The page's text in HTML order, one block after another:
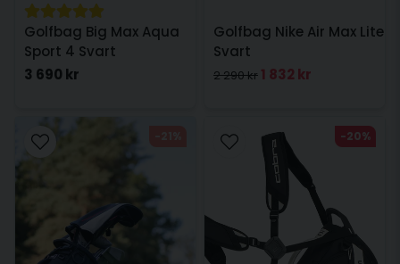
Golfbag Big Max Aqua
Sport 4 Svart
3 690 kr
Golfbag Nike Air Max Lite
Svart
2 290 kr 1 832 kr
-20%